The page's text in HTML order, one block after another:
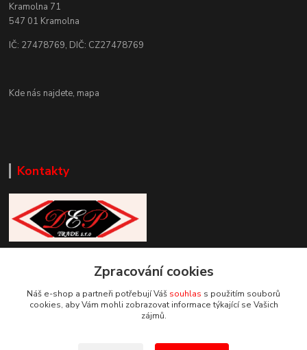
Kramolna 71
547 01 Kramolna
IČ: 27478769, DIČ: CZ27478769
Kde nás najdete, mapa
Kontakty
+420 777 085 857
info@deptrade.cz
Zpracování cookies
Náš e-shop a partneři potřebují Váš souhlas s použitím souborů
cookies, aby Vám mohli zobrazovat informace týkající se Vašich
zájmů.